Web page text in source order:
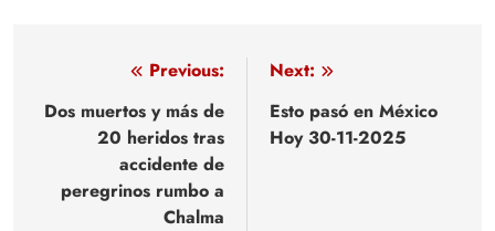
Navegación
de
entradas
Previous:
Dos muertos y más de
20 heridos tras
accidente de
peregrinos rumbo a
Chalma
Next:
Esto pasó en México
Hoy 30-11-2025